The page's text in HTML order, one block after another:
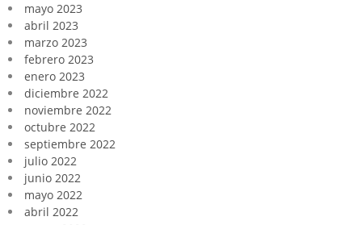
mayo 2023
abril 2023
marzo 2023
febrero 2023
enero 2023
diciembre 2022
noviembre 2022
octubre 2022
septiembre 2022
julio 2022
junio 2022
mayo 2022
abril 2022